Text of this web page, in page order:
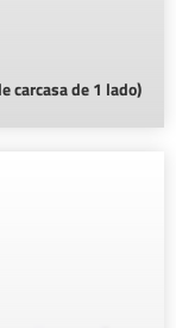
carcasa de 1 lado)